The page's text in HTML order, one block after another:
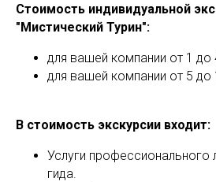
Стоимость индивидуальной
"Мистический Турин":
для вашей компании от 1 до
для вашей компании от 5 до
В стоимость экскурсии входит:
Услуги профессионального
гида.